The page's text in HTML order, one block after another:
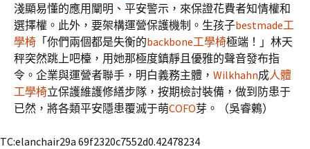
淺顯易懂的應用闡明、平安警示，來保證花費者知情權和
選擇權。此外，要架構運營保護機制。生孩子bestmade工
學椅 「你們兩個都是失衡的backbone工學椅極端！」林天
秤突然跳上吧檯，用她那極度鎮靜且優雅的聲音發布指
令。企業與運營者聯手，明白義務主體， Wilkhahn成人體
工學椅立保護維護修繕步隊，按期檢討裝備，做到防患于
已然，將各類平安隱患覆滅于萌COFO芽。（吳睿鶇）
TC:elanchair29a 69f2320c7552d0.42478234